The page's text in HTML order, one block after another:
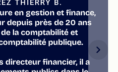
THIERRY B.
en gestion et finance,
depuis près de 20 ans
la comptabilité et
publique.
directeur financier, il a